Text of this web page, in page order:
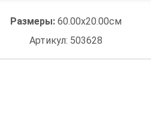
Размеры: 60.00x20.00см
Артикул: 503628